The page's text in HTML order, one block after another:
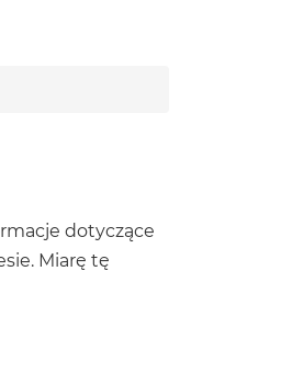
dotyczące
Miarę tę